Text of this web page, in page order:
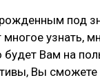
под
узнать,
Вам на
Вы сможете